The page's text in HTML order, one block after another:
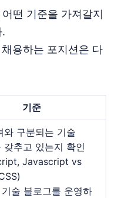
떤 기준을 가져갈지
용하는 포지션은 다
기준
와 구분되는 기술
갖추고 있는지 확인
Javascript vs
술 블로그를 운영하